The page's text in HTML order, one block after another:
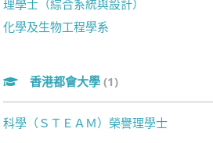
理學士（綜合系統與設計）
化學及生物工程學系
香港都會大學 (1)
科學（ＳＴＥＡＭ）榮譽理學士